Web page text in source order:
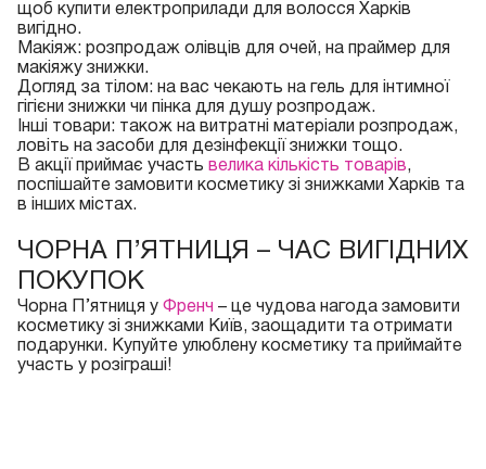
щоб купити електроприлади для волосся Харків
вигідно.
Макіяж: розпродаж олівців для очей, на праймер для
макіяжу знижки.
Догляд за тілом: на вас чекають на гель для інтимної
гігієни знижки чи пінка для душу розпродаж.
Інші товари: також на витратні матеріали розпродаж,
ловіть на засоби для дезінфекції знижки тощо.
В акції приймає участь велика кількість товарів,
поспішайте замовити косметику зі знижками Харків та
в інших містах.
ЧОРНА П’ЯТНИЦЯ – ЧАС ВИГІДНИХ
ПОКУПОК
Чорна П’ятниця у Френч – це чудова нагода замовити
косметику зі знижками Київ, заощадити та отримати
подарунки. Купуйте улюблену косметику та приймайте
участь у розіграші!